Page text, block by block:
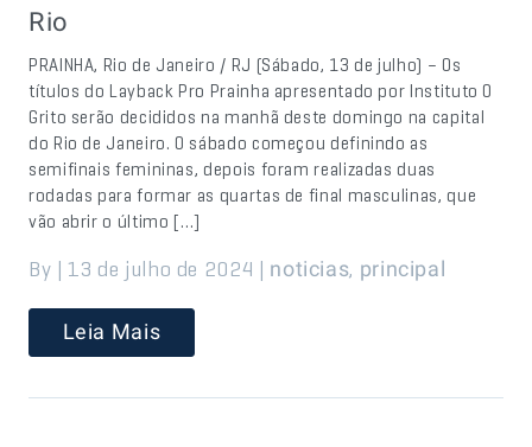
Rio
PRAINHA, Rio de Janeiro / RJ (Sábado, 13 de julho) – Os
títulos do Layback Pro Prainha apresentado por Instituto O
Grito serão decididos na manhã deste domingo na capital
do Rio de Janeiro. O sábado começou definindo as
semifinais femininas, depois foram realizadas duas
rodadas para formar as quartas de final masculinas, que
vão abrir o último […]
By | 13 de julho de 2024 | noticias, principal
Leia Mais